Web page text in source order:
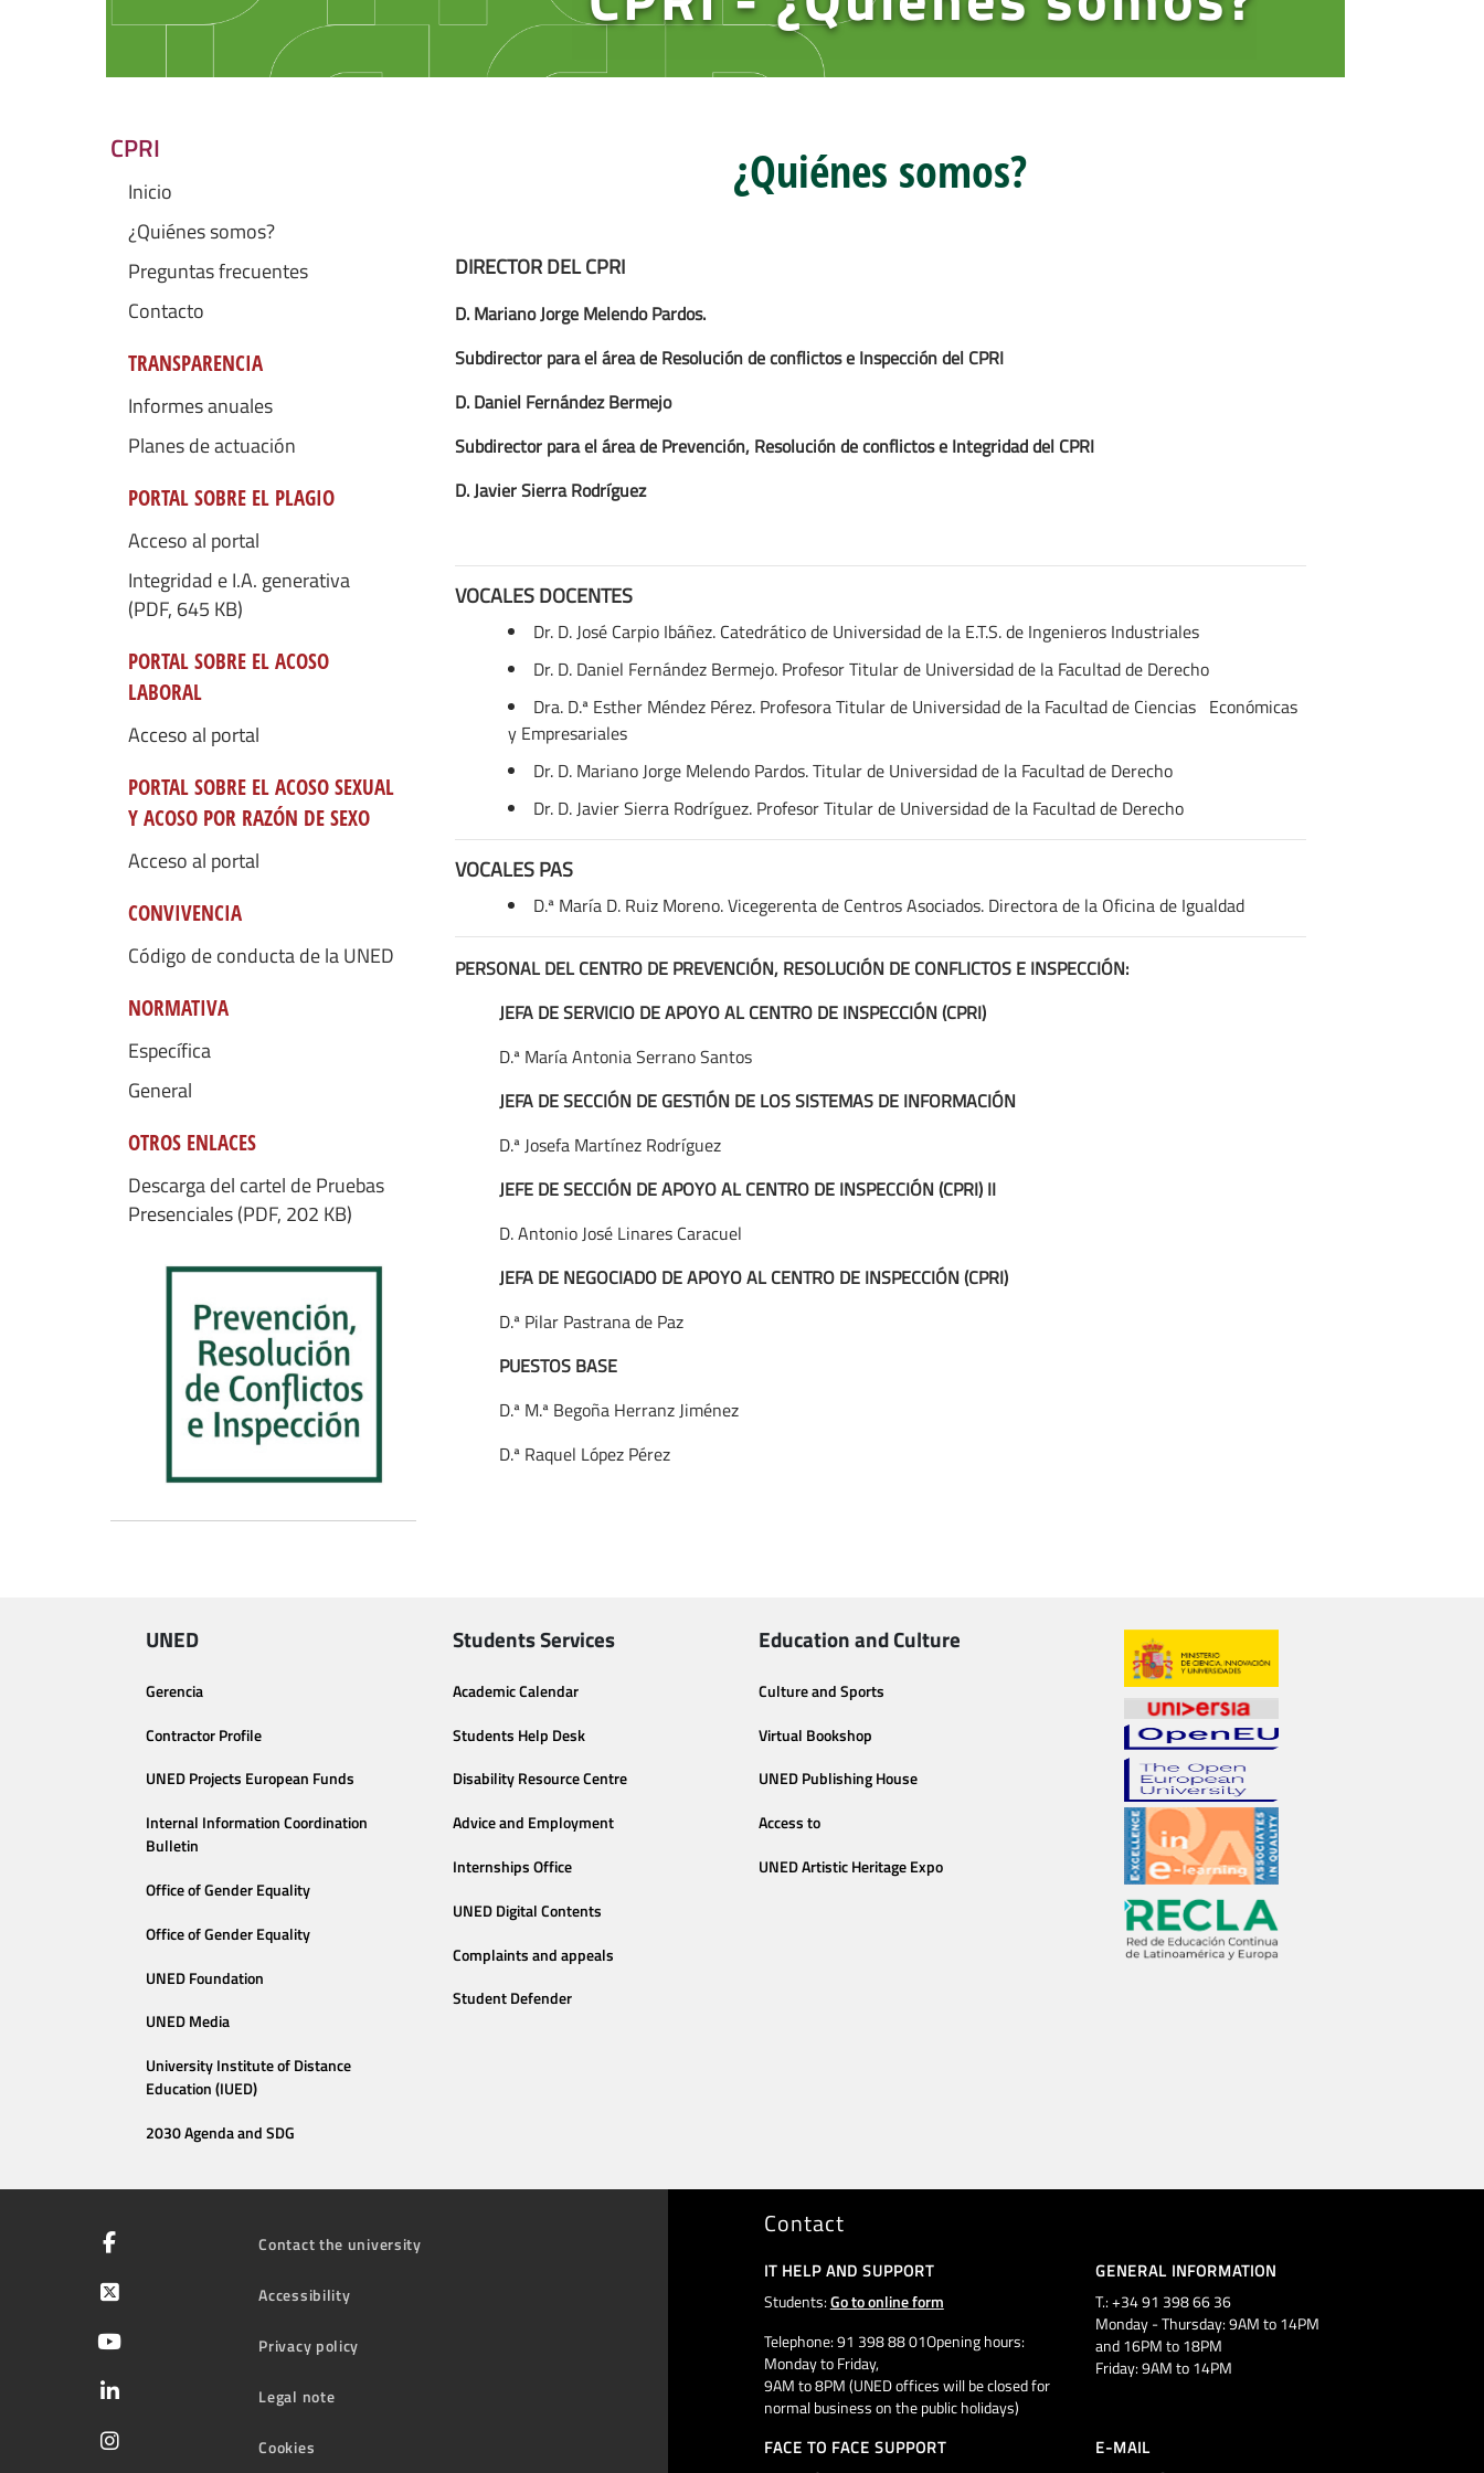
CPRI
Inicio
¿Quiénes somos?
Preguntas frecuentes
Contacto
TRANSPARENCIA
Informes anuales
Planes de actuación
PORTAL SOBRE EL PLAGIO
Acceso al portal
Integridad e I.A. generativa
(PDF, 645 KB)
PORTAL SOBRE EL ACOSO
LABORAL
Acceso al portal
PORTAL SOBRE EL ACOSO SEXUAL
Y ACOSO POR RAZÓN DE SEXO
Acceso al portal
CONVIVENCIA
Código de conducta de la UNED
NORMATIVA
Específica
General
OTROS ENLACES
Descarga del cartel de Pruebas
Presenciales (PDF, 202 KB)
¿Quiénes somos?
DIRECTOR DEL CPRI
D. Mariano Jorge Melendo Pardos.
Subdirector para el área de Resolución de conflictos e Inspección del CPRI
D. Daniel Fernández Bermejo
Subdirector para el área de Prevención, Resolución de conflictos e Integridad del CPRI
D. Javier Sierra Rodríguez
VOCALES DOCENTES
Dr. D. José Carpio Ibáñez. Catedrático de Universidad de la E.T.S. de Ingenieros Industriales
Dr. D. Daniel Fernández Bermejo. Profesor Titular de Universidad de la Facultad de Derecho
Dra. D.ª Esther Méndez Pérez. Profesora Titular de Universidad de la Facultad de Ciencias Económicas
y Empresariales
Dr. D. Mariano Jorge Melendo Pardos. Titular de Universidad de la Facultad de Derecho
Dr. D. Javier Sierra Rodríguez. Profesor Titular de Universidad de la Facultad de Derecho
VOCALES PAS
D.ª María D. Ruiz Moreno. Vicegerenta de Centros Asociados. Directora de la Oficina de Igualdad
PERSONAL DEL CENTRO DE PREVENCIÓN, RESOLUCIÓN DE CONFLICTOS E INSPECCIÓN:
JEFA DE SERVICIO DE APOYO AL CENTRO DE INSPECCIÓN (CPRI)
D.ª María Antonia Serrano Santos
JEFA DE SECCIÓN DE GESTIÓN DE LOS SISTEMAS DE INFORMACIÓN
D.ª Josefa Martínez Rodríguez
JEFE DE SECCIÓN DE APOYO AL CENTRO DE INSPECCIÓN (CPRI) II
D. Antonio José Linares Caracuel
JEFA DE NEGOCIADO DE APOYO AL CENTRO DE INSPECCIÓN (CPRI)
D.ª Pilar Pastrana de Paz
PUESTOS BASE
D.ª M.ª Begoña Herranz Jiménez
D.ª Raquel López Pérez
UNED
Gerencia
Contractor Profile
UNED Projects European Funds
Internal Information Coordination
Bulletin
Office of Gender Equality
Office of Gender Equality
UNED Foundation
UNED Media
University Institute of Distance
Education (IUED)
2030 Agenda and SDG
Students Services
Academic Calendar
Students Help Desk
Disability Resource Centre
Advice and Employment
Internships Office
UNED Digital Contents
Complaints and appeals
Student Defender
Education and Culture
Culture and Sports
Virtual Bookshop
UNED Publishing House
Access to
UNED Artistic Heritage Expo
Contact the university
Accessibility
Privacy policy
Legal note
Cookies
Contact
IT HELP AND SUPPORT
Students:Go to online form
Telephone: 91 398 88 01Opening hours:
Monday to Friday,
9AM to 8PM (UNED offices will be closed for
normal business on the public holidays)
GENERAL INFORMATION
T.: +34 91 398 66 36
Monday - Thursday: 9AM to 14PM
and 16PM to 18PM
Friday: 9AM to 14PM
FACE TO FACE SUPPORT
E-MAIL